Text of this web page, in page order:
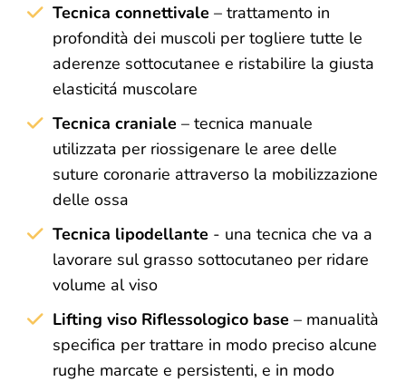
Tecnica connettivale – trattamento in
profondità dei muscoli per togliere tutte le
aderenze sottocutanee e ristabilire la giusta
elasticitá muscolare
Tecnica craniale – tecnica manuale
utilizzata per riossigenare le aree delle
suture coronarie attraverso la mobilizzazione
delle ossa
Tecnica lipodellante - una tecnica che va a
lavorare sul grasso sottocutaneo per ridare
volume al viso
Lifting viso Riflessologico base – manualità
specifica per trattare in modo preciso alcune
rughe marcate e persistenti, e in modo